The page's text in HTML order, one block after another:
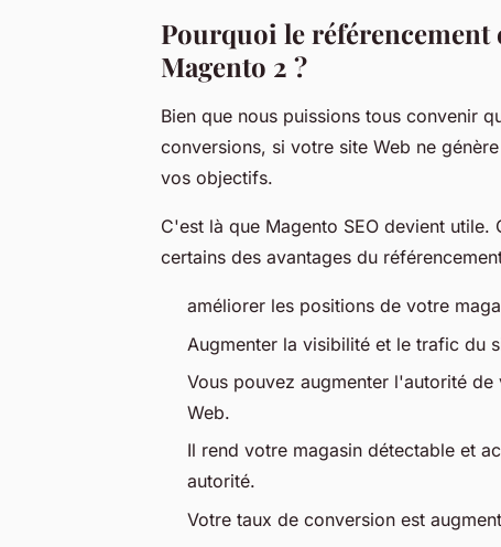
Pourquoi le
Magento 2 ?
Bien que nous puissions tous convenir
conversions, si votre site Web ne
vos objectifs.
C'est là que Magento SEO devient
certains des avantages du
améliorer les positions de votre
Augmenter la visibilité et le trafic du
Vous pouvez augmenter l'autorité
Web.
Il rend votre magasin détectable et
autorité.
Votre taux de conversion est